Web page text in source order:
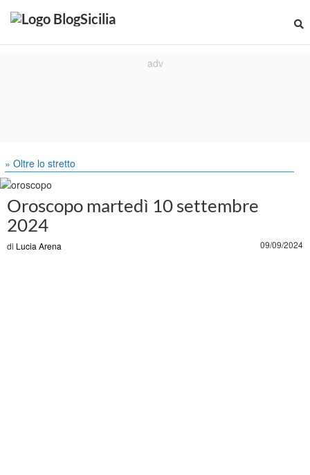
» Oltre lo stretto
Oroscopo martedì 10 settembre
2024
di Lucia Arena 09/09/2024